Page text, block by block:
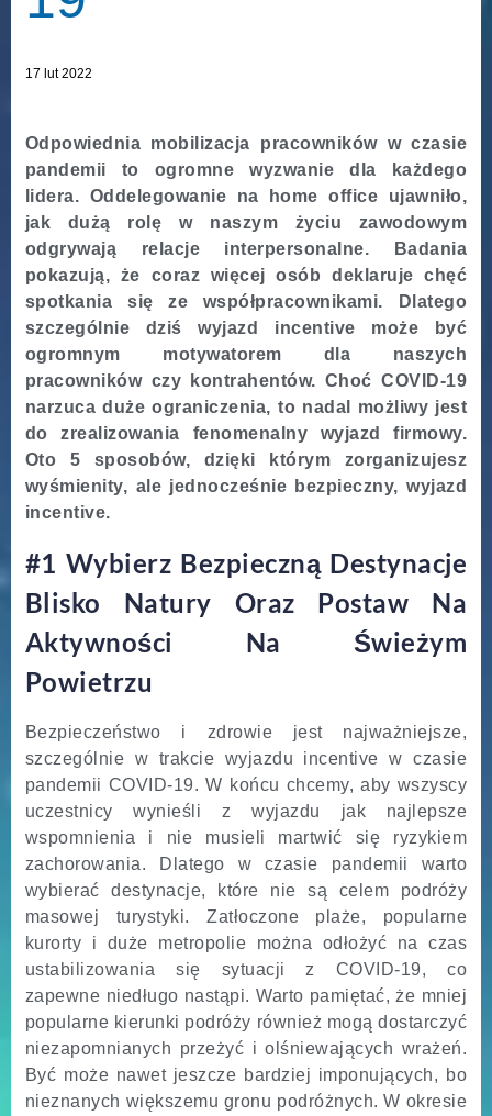
17 lut 2022
Odpowiednia mobilizacja pracowników w czasie
pandemii to ogromne wyzwanie dla każdego
lidera. Oddelegowanie na home office ujawniło,
jak dużą rolę w naszym życiu zawodowym
odgrywają relacje interpersonalne. Badania
pokazują, że coraz więcej osób deklaruje chęć
spotkania się ze współpracownikami. Dlatego
szczególnie dziś wyjazd incentive może być
ogromnym motywatorem dla naszych
pracowników czy kontrahentów. Choć COVID-19
narzuca duże ograniczenia, to nadal możliwy jest
do zrealizowania fenomenalny wyjazd firmowy.
Oto 5 sposobów, dzięki którym zorganizujesz
wyśmienity, ale jednocześnie bezpieczny, wyjazd
incentive.
#1 Wybierz Bezpieczną Destynacje
Blisko Natury Oraz Postaw Na
Aktywności Na Świeżym
Powietrzu
Bezpieczeństwo i zdrowie jest najważniejsze,
szczególnie w trakcie wyjazdu incentive w czasie
pandemii COVID-19. W końcu chcemy, aby wszyscy
uczestnicy wynieśli z wyjazdu jak najlepsze
wspomnienia i nie musieli martwić się ryzykiem
zachorowania. Dlatego w czasie pandemii warto
wybierać destynacje, które nie są celem podróży
masowej turystyki. Zatłoczone plaże, popularne
kurorty i duże metropolie można odłożyć na czas
ustabilizowania się sytuacji z COVID-19, co
zapewne niedługo nastąpi. Warto pamiętać, że mniej
popularne kierunki podróży również mogą dostarczyć
niezapomnianych przeżyć i olśniewających wrażeń.
Być może nawet jeszcze bardziej imponujących, bo
nieznanych większemu gronu podróżnych. W okresie